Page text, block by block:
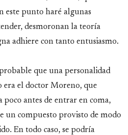
este punto haré algunas
desmoronan la teoría
adhiere con tanto entusiasmo.
que una personalidad
era el doctor Moreno, que
poco antes de entrar en coma,
un compuesto provisto de modo
En todo caso, se podría